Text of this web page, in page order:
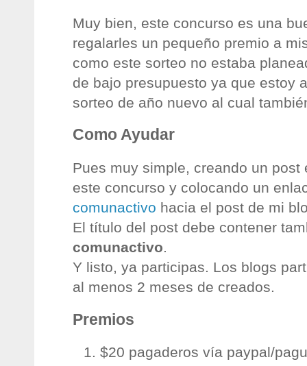
Muy bien, este concurso es una
regalarles un pequeño premio a
como este sorteo no estaba
de bajo presupuesto ya que estoy
sorteo de año nuevo al cual
Como Ayudar
Pues muy simple, creando un post
este concurso y colocando un
comunactivo hacia el post de mi
El título del post debe contener
comunactivo.
Y listo, ya participas. Los blogs
al menos 2 meses de creados.
Premios
$20 pagaderos vía paypal/